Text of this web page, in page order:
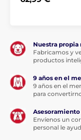
Tamaño de la
Tamaño de la
perro
Yorkshire
Casa de
pequeñas:
Nuestra propia
Fabricamos y
productos
9 años en el
9 años en el
para
Envíenos un
personal le